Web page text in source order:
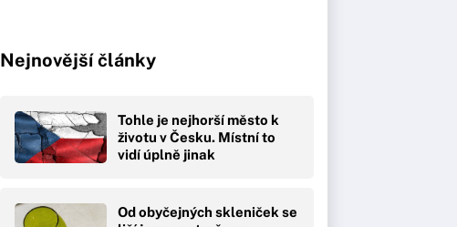
Nejnovější články
Tohle je nejhorší město k
životu v Česku. Místní to
vidí úplně jinak
Od obyčejných skleniček se